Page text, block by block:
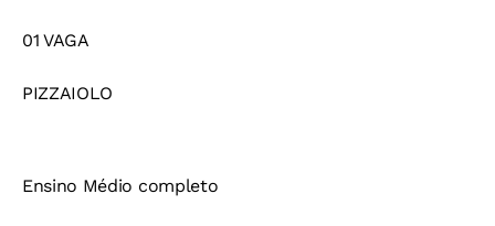
01 VAGA
PIZZAIOLO
Ensino Médio completo